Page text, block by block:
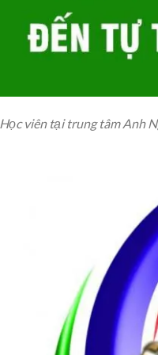
Học viên tại trung tâm Anh